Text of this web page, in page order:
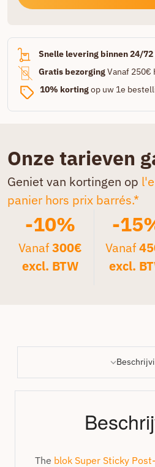
Snelle levering binnen 24/72
Gratis bezorgingVanaf 250€
10% kortingop uw 1e
Onze tarieven
Geniet van kortingen op
panier hors prix barrés.*
-10%
Vanaf300€
excl. BTW
-
Vanaf
excl.
The blok Super Sticky